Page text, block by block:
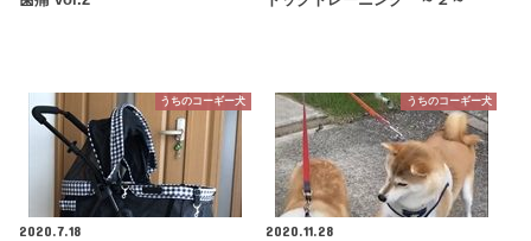
うちのコーギー犬
2020.7.18
うちのコーギー犬
2020.11.28